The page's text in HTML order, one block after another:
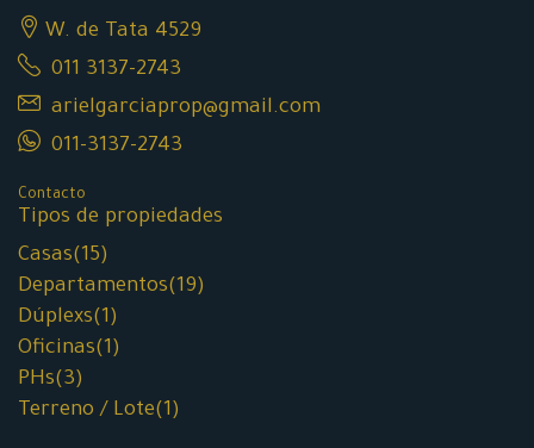
W. de Tata 4529
011 3137-2743
arielgarciaprop@gmail.com
011-3137-2743
Contacto
Tipos de propiedades
Casas(15)
Departamentos(19)
Dúplexs(1)
Oficinas(1)
PHs(3)
Terreno / Lote(1)